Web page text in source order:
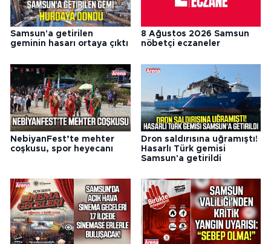
Samsun'a getirilen
geminin hasarı ortaya çıktı
8 Ağustos 2026 Samsun
nöbetçi eczaneler
NebiyanFest’te mehter
coşkusu, spor heyecanı
Dron saldırısına uğramıştı!
Hasarlı Türk gemisi
Samsun'a getirildi